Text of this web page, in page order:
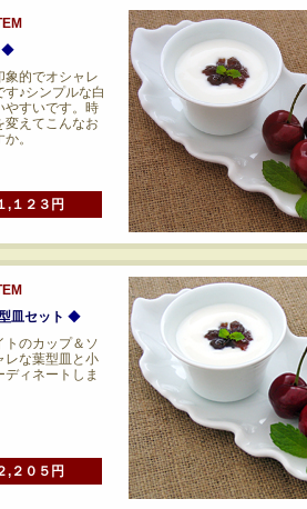
◆
象的でオシャレ
♪シンプルな白
やすいです。時
変えてこんなお
。
１２３円
皿セット ◆
トのカップ＆ソ
レな葉型皿と小
ディネートしま
２０５円